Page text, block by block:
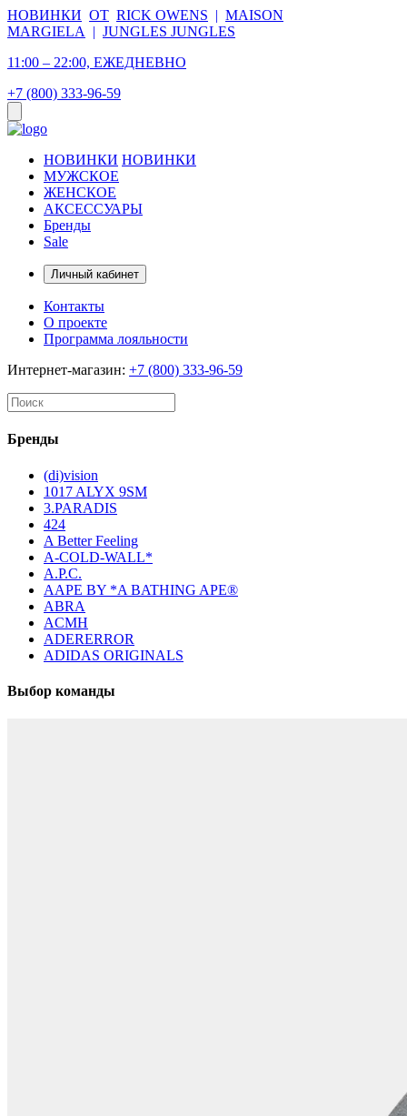
НОВИНКИ ОТ RICK OWENS | MAISON
MARGIELA
| JUNGLES JUNGLES
11:00 – 22:00, ЕЖЕДНЕВНО
+7 (800) 333-96-59
НОВИНКИ НОВИНКИ
МУЖСКОЕ
ЖЕНСКОЕ
АКСЕССУАРЫ
Бренды
Sale
Личный кабинет
Контакты
О проекте
Программа лояльности
Интернет-магазин: +7 (800) 333-96-59
Бренды
(di)vision
1017 ALYX 9SM
3.PARADIS
424
A Better Feeling
A-COLD-WALL*
A.P.C.
AAPE BY *A BATHING APE®
ABRA
ACMH
ADERERROR
ADIDAS ORIGINALS
Выбор команды